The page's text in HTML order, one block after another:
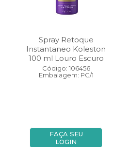
Spray Retoque
Instantaneo Koleston
100 ml Louro Escuro
Código: 106456
Embalagem: PC/1
FAÇA SEU
LOGIN